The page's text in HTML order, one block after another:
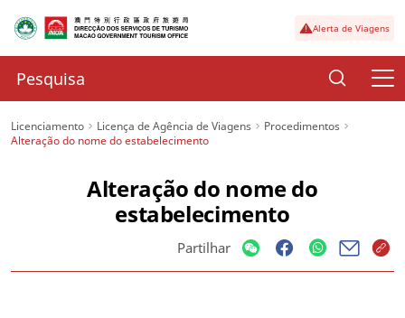
Alerta de Viagens
Licenciamento Licença de Agência de Viagens
Procedimentos
Alteração do nome do estabelecimento
Alteração do nome do
estabelecimento
Partilhar